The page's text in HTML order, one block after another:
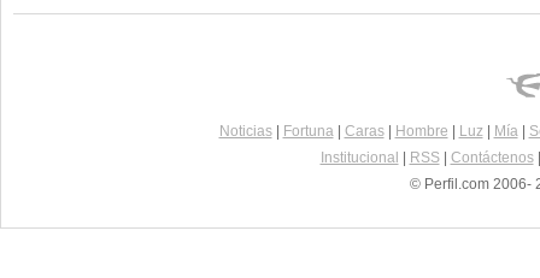
Noticias| Fortuna| Caras| Hombre Luz| Mía|
Institucional
RSS| Contáctenos
© Perfil.com 2006-